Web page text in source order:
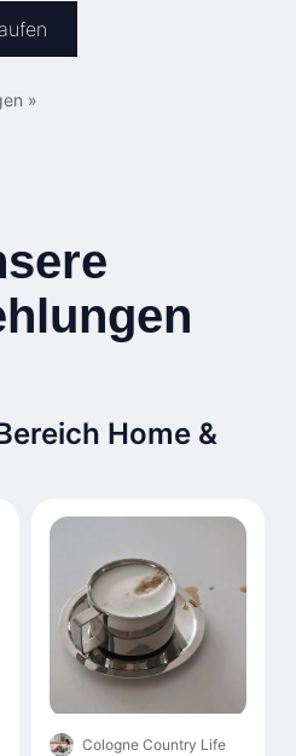
»
Home &
Cologne Country Life